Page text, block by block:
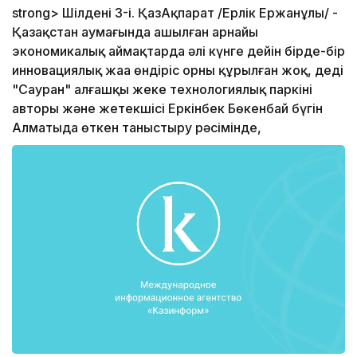
strong> Шілденің 3-і. ҚазАқпарат /Ерлік Ержанұлы/ -
Қазақстан аумағында ашылған арнайы
экономикалық аймақтарда әлі күнге дейін бірде-бір
инновациялық жаңа өндіріс орны құрылған жоқ, деді
"Сауран" алғашқы жеке технологиялық паркінің
авторы және жетекшісі Еркінбек Бөкенбай бүгін
Алматыда өткен таныстыру рәсімінде,